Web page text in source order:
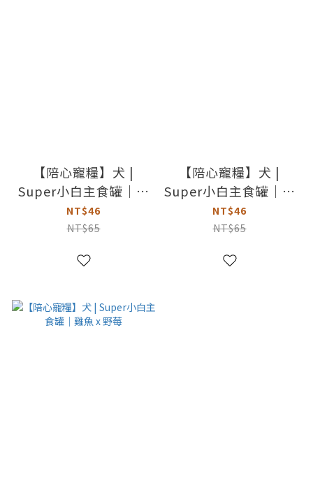
【陪心寵糧】犬 |
Super小白主食罐｜鮮
牛 x 諾麗果
NT$46
NT$65
【陪心寵糧】犬 |
Super小白主食罐｜鮮
雞 x 褐藻
NT$46
NT$65